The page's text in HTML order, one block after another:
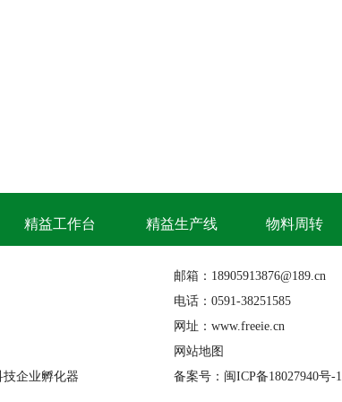
精益工作台 精益生产线 物料周转
企业孵化器
邮箱：18905913876@189.cn
电话：0591-38251585
网址：www.freeie.cn
网站地图
备案号：闽ICP备18027940号-1